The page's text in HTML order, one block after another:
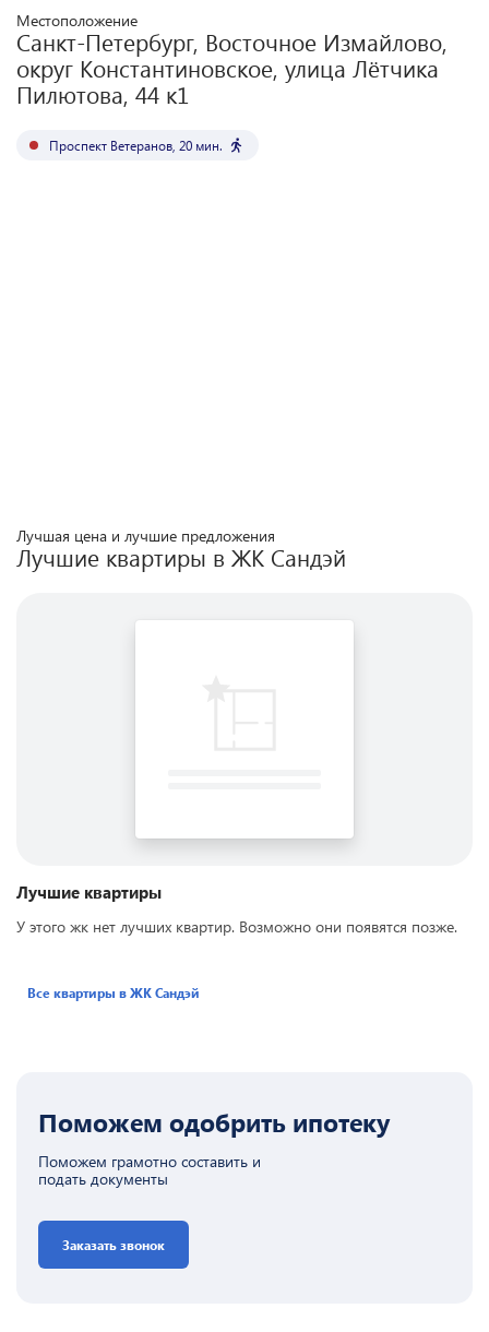
Местоположение
Санкт-Петербург, Восточное Измайлово,
округ Константиновское, улица Лётчика
Пилютова, 44 к1
Проспект Ветеранов 20 мин.
Лучшая цена и лучшие предложения
Лучшие квартиры в ЖК Сандэй
Лучшие квартиры
У этого жк нет лучших квартир. Возможно они появятся позже.
Все квартиры в ЖКСандэй
Поможем одобрить ипотеку
Поможем грамотно составить и
подать документы
Заказать звонок